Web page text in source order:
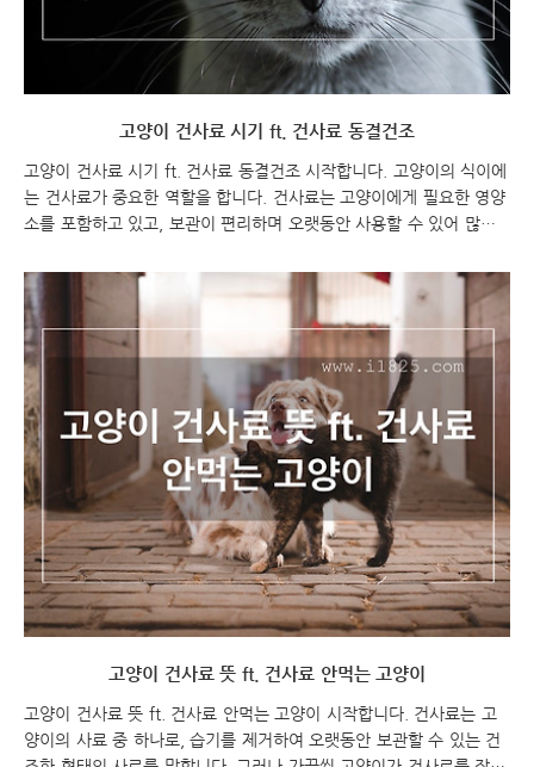
고양이 건사료 시기 ft. 건사료 동결건조
고양이 건사료 시기 ft. 건사료 동결건조 시작합니다. 고양이의 식이에
는 건사료가 중요한 역할을 합니다. 건사료는 고양이에게 필요한 영양
소를 포함하고 있고, 보관이 편리하며 오랫동안 사용할 수 있어 많은
조에 대해 몇 가지 고려해야 할 사항이 있습니다. 고양이 건사료 시기
ft. 건사료 동결건조 고양이 건사료 고양이 건사료 시기 고양이 건사료
시기는 고양이의 연령, 활동 수준, 건강 상태, 사료의 종류 및 브랜드에
따라 다를 수 있습니다. 일반적으로 성체로 성장이 마친 성인 고양이
의 경우, 건사료를 고정된 양과 빈도로 급여하면 됩니다. 고양이의 연
령, 활동 수준, 체중 등에 따라 사료의 양을 조절하고, 고양이의 몸 상
태를 주기적으로 확인하여..
고양이 건사료 뜻 ft. 건사료 안먹는 고양이
고양이 건사료 뜻 ft. 건사료 안먹는 고양이 시작합니다. 건사료는 고
양이의 사료 중 하나로, 습기를 제거하여 오랫동안 보관할 수 있는 건